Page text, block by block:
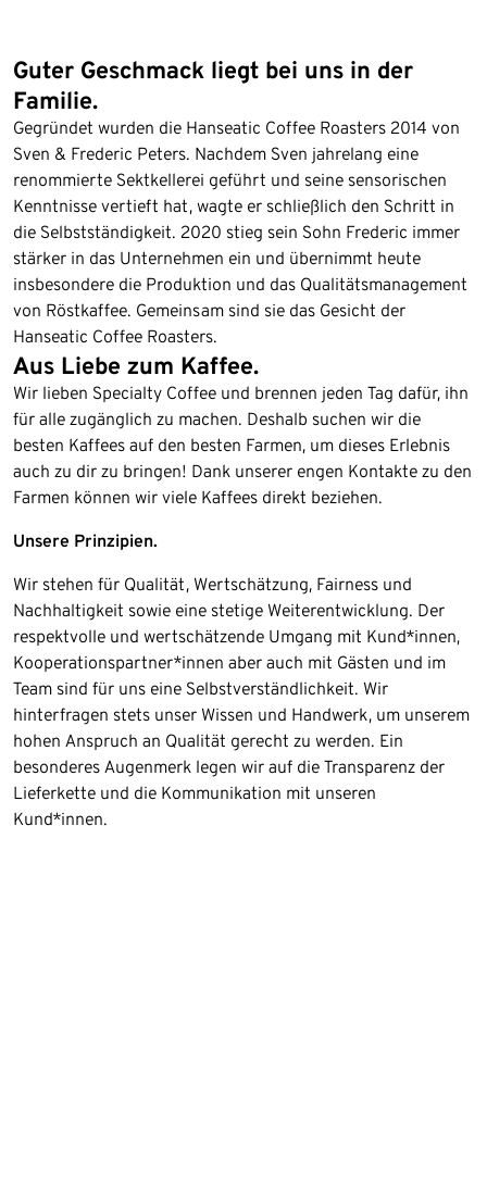
Guter Geschmack liegt bei uns in der
Familie.
Gegründet wurden die Hanseatic Coffee Roasters 2014 von
Sven & Frederic Peters. Nachdem Sven jahrelang eine
renommierte Sektkellerei geführt und seine sensorischen
Kenntnisse vertieft hat, wagte er schließlich den Schritt in
die Selbstständigkeit. 2020 stieg sein Sohn Frederic immer
stärker in das Unternehmen ein und übernimmt heute
insbesondere die Produktion und das Qualitätsmanagement
von Röstkaffee. Gemeinsam sind sie das Gesicht der
Hanseatic Coffee Roasters.
Aus Liebe zum Kaffee.
Wir lieben Specialty Coffee und brennen jeden Tag dafür, ihn
für alle zugänglich zu machen. Deshalb suchen wir die
besten Kaffees auf den besten Farmen, um dieses Erlebnis
auch zu dir zu bringen! Dank unserer engen Kontakte zu den
Farmen können wir viele Kaffees direkt beziehen.
Unsere Prinzipien.
Wir stehen für Qualität, Wertschätzung, Fairness und
Nachhaltigkeit sowie eine stetige Weiterentwicklung. Der
respektvolle und wertschätzende Umgang mit Kund*innen,
Kooperationspartner*innen aber auch mit Gästen und im
Team sind für uns eine Selbstverständlichkeit. Wir
hinterfragen stets unser Wissen und Handwerk, um unserem
hohen Anspruch an Qualität gerecht zu werden. Ein
besonderes Augenmerk legen wir auf die Transparenz der
Lieferkette und die Kommunikation mit unseren
Kund*innen.